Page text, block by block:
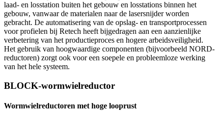
laad- en losstation buiten het gebouw en losstations binnen het
gebouw, vanwaar de materialen naar de lasersnijder worden
gebracht. De automatisering van de opslag- en transportprocessen
voor profielen bij Retech heeft bijgedragen aan een aanzienlijke
verbetering van het productieproces en hogere arbeidsveiligheid.
Het gebruik van hoogwaardige componenten (bijvoorbeeld NORD-
reductoren) zorgt ook voor een soepele en probleemloze werking
van het hele systeem.
BLOCK-wormwielreductor
Wormwielreductoren met hoge looprust